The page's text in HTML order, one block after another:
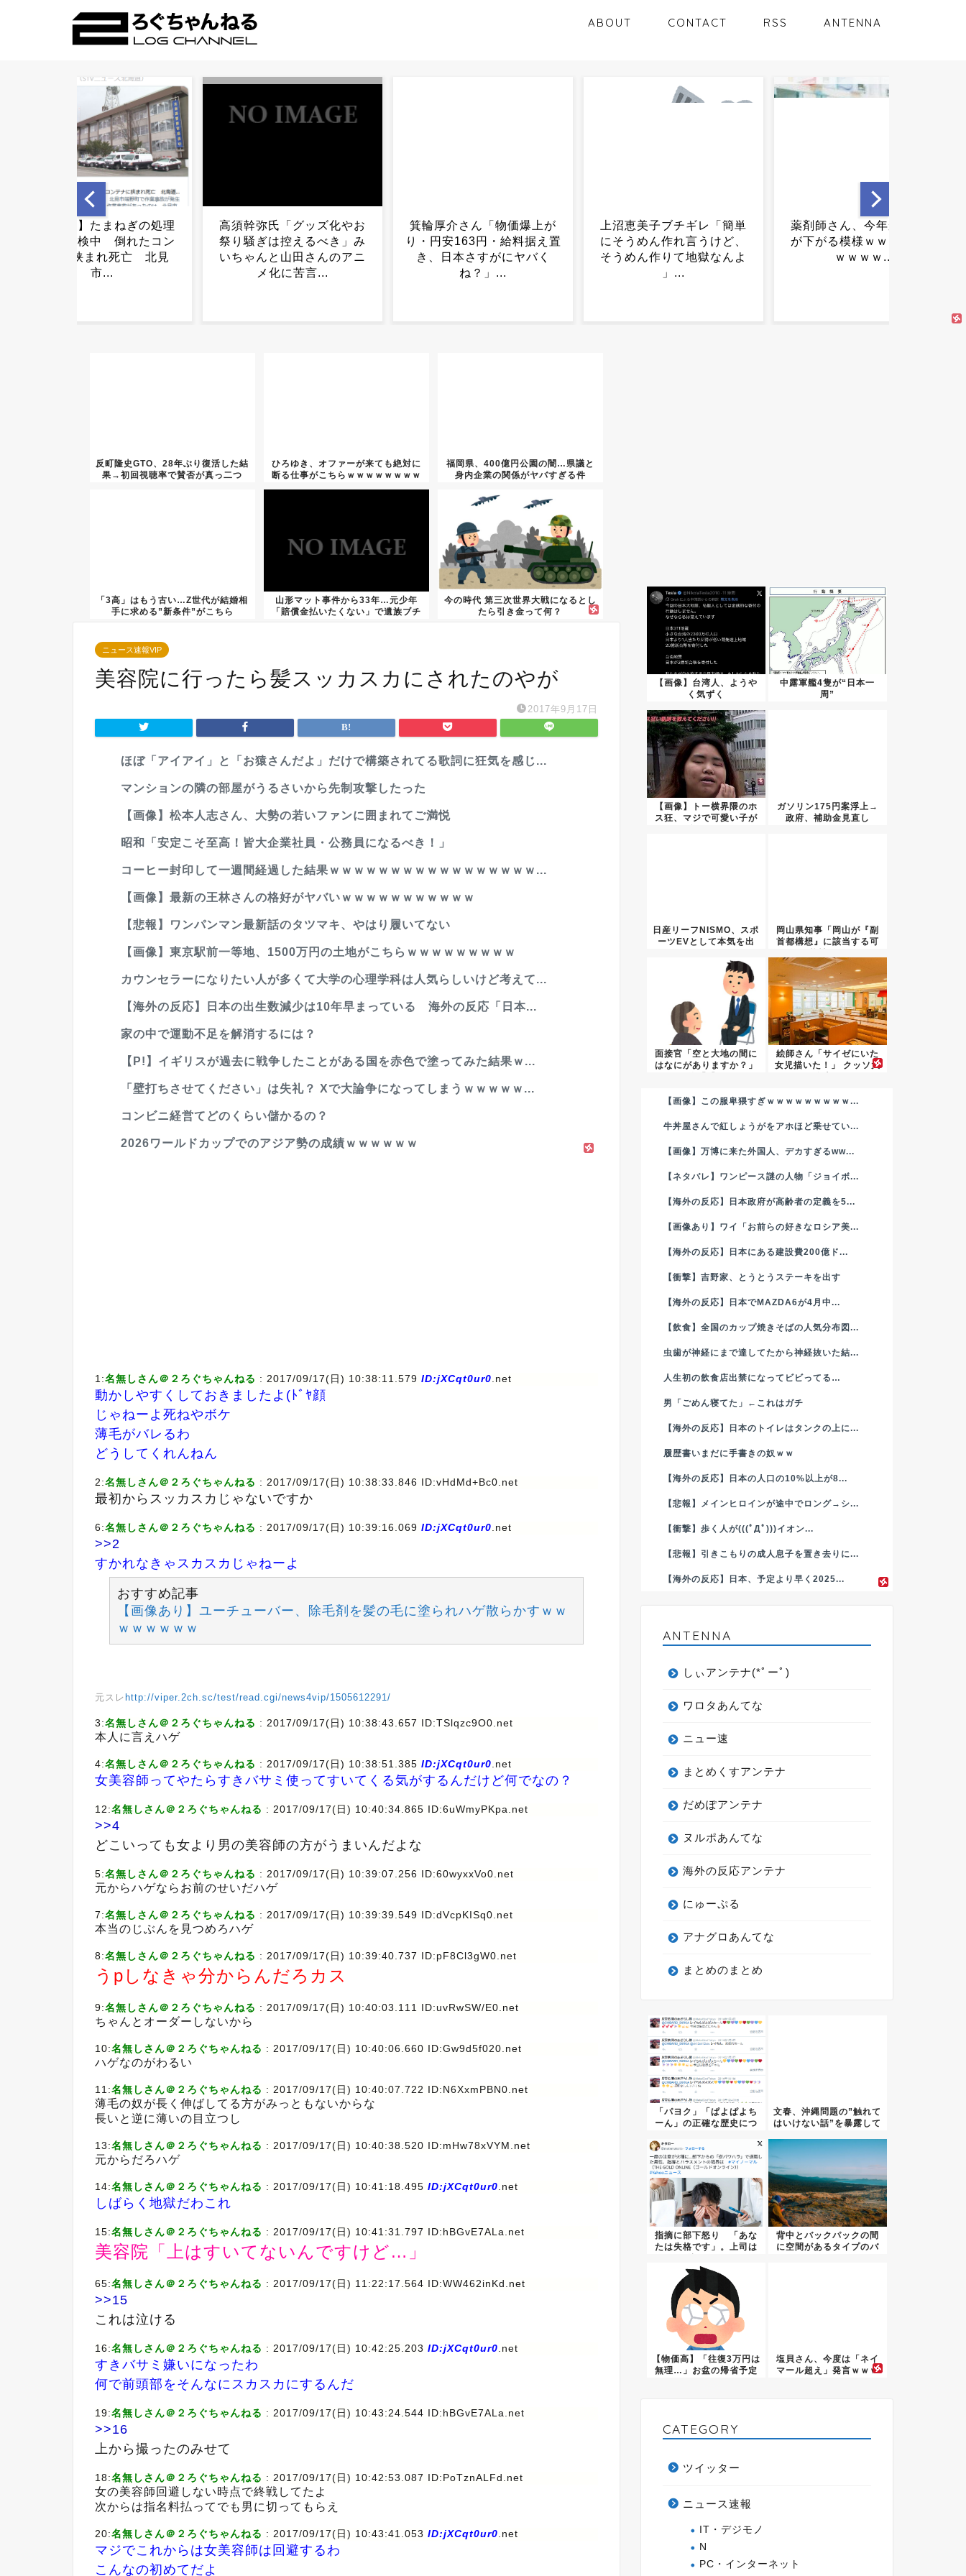
ABOUT CONTACT RSS ANTENNA
箕輪厚介さん「物価爆上が
り・円安163円・給料据え置
き、日本さすがにヤバく
ね？」...
上沼恵美子ブチギレ「簡単
にそうめん作れ言うけど、
そうめん作りて地獄なんよ
」...
薬剤師さん、今年から年収
が下がる模様ｗｗｗｗｗｗ
ｗｗｗｗ...
カズレーザーさん「七夕っ
て売れる物もないし、なく
なっても平気な行事」...
高須幹弥氏「グッズ化やお
祭り騒ぎは控えるべき」み
いちゃんと山田さんのアニ
メ化に苦言...
反町隆史GTO、28年ぶり復活した結
果→初回視聴率で賛否が真っ二つ
ひろゆき、オファーが来ても絶対に
断る仕事がこちらｗｗｗｗｗｗｗｗ
福岡県、400億円公園の闇…県議と
身内企業の関係がヤバすぎる件
「3高」はもう古い…Z世代が結婚相
手に求める”新条件”がこちら
山形マット事件から33年…元少年
「賠償金払いたくない」で遺族ブチ
今の時代 第三次世界大戦になるとし
たら引き金って何？
ニュース速報VIP
美容院に行ったら髪スッカスカにされたのやが
2017年9月17日
ほぼ「アイアイ」と「お猿さんだよ」だけで構築されてる歌詞に狂気を感じ...
マンションの隣の部屋がうるさいから先制攻撃したった
【画像】松本人志さん、大勢の若いファンに囲まれてご満悦
昭和「安定こそ至高！皆大企業社員・公務員になるべき！」
コーヒー封印して一週間経過した結果ｗｗｗｗｗｗｗｗｗｗｗｗｗｗｗｗｗ...
【画像】最新の王林さんの格好がヤバいｗｗｗｗｗｗｗｗｗｗｗ
【悲報】ワンパンマン最新話のタツマキ、やはり履いてない
【画像】東京駅前一等地、1500万円の土地がこちらｗｗｗｗｗｗｗｗｗ
カウンセラーになりたい人が多くて大学の心理学科は人気らしいけど考えて...
【海外の反応】日本の出生数減少は10年早まっている 海外の反応「日本...
家の中で運動不足を解消するには？
【P!】イギリスが過去に戦争したことがある国を赤色で塗ってみた結果ｗ...
「壁打ちさせてください」は失礼？ Xで大論争になってしまうｗｗｗｗｗ...
コンビニ経営てどのくらい儲かるの？
2026ワールドカップでのアジア勢の成績ｗｗｗｗｗｗ
1:名無しさん＠２ろぐちゃんねる : 2017/09/17(日) 10:38:11.579 ID:jXCqt0ur0 .net
動かしやすくしておきましたよ(ﾄﾞﾔ顔
じゃねーよ死ねやボケ
薄毛がバレるわ
どうしてくれんねん
2:名無しさん＠２ろぐちゃんねる : 2017/09/17(日) 10:38:33.846 ID:vHdMd+Bc0.net
最初からスッカスカじゃないですか
6:名無しさん＠２ろぐちゃんねる : 2017/09/17(日) 10:39:16.069 ID:jXCqt0ur0 .net
>>2
すかれなきゃスカスカじゃねーよ
おすすめ記事
【画像あり】ユーチューバー、除毛剤を髪の毛に塗られハゲ散らかすｗｗ
ｗｗｗｗｗｗ
元スレ http://viper.2ch.sc/test/read.cgi/news4vip/1505612291/
3:名無しさん＠２ろぐちゃんねる : 2017/09/17(日) 10:38:43.657 ID:TSlqzc9O0.net
本人に言えハゲ
4:名無しさん＠２ろぐちゃんねる : 2017/09/17(日) 10:38:51.385 ID:jXCqt0ur0 .net
女美容師ってやたらすきバサミ使ってすいてくる気がするんだけど何でなの？
12:名無しさん＠２ろぐちゃんねる : 2017/09/17(日) 10:40:34.865 ID:6uWmyPKpa.net
>>4
どこいっても女より男の美容師の方がうまいんだよな
5:名無しさん＠２ろぐちゃんねる : 2017/09/17(日) 10:39:07.256 ID:60wyxxVo0.net
元からハゲならお前のせいだハゲ
7:名無しさん＠２ろぐちゃんねる : 2017/09/17(日) 10:39:39.549 ID:dVcpKISq0.net
本当のじぶんを見つめろハゲ
8:名無しさん＠２ろぐちゃんねる : 2017/09/17(日) 10:39:40.737 ID:pF8Cl3gW0.net
うpしなきゃ分からんだろカス
9:名無しさん＠２ろぐちゃんねる : 2017/09/17(日) 10:40:03.111 ID:uvRwSW/E0.net
ちゃんとオーダーしないから
10:名無しさん＠２ろぐちゃんねる : 2017/09/17(日) 10:40:06.660 ID:Gw9d5f020.net
ハゲなのがわるい
11:名無しさん＠２ろぐちゃんねる : 2017/09/17(日) 10:40:07.722 ID:N6XxmPBN0.net
薄毛の奴が長く伸ばしてる方がみっともないからな
長いと逆に薄いの目立つし
13:名無しさん＠２ろぐちゃんねる : 2017/09/17(日) 10:40:38.520 ID:mHw78xVYM.net
元からだろハゲ
14:名無しさん＠２ろぐちゃんねる : 2017/09/17(日) 10:41:18.495 ID:jXCqt0ur0 .net
しばらく地獄だわこれ
15:名無しさん＠２ろぐちゃんねる : 2017/09/17(日) 10:41:31.797 ID:hBGvE7ALa.net
美容院「上はすいてないんですけど…」
65:名無しさん＠２ろぐちゃんねる : 2017/09/17(日) 11:22:17.564 ID:WW462inKd.net
>>15
これは泣ける
16:名無しさん＠２ろぐちゃんねる : 2017/09/17(日) 10:42:25.203 ID:jXCqt0ur0 .net
すきバサミ嫌いになったわ
何で前頭部をそんなにスカスカにするんだ
19:名無しさん＠２ろぐちゃんねる : 2017/09/17(日) 10:43:24.544 ID:hBGvE7ALa.net
>>16
上から撮ったのみせて
18:名無しさん＠２ろぐちゃんねる : 2017/09/17(日) 10:42:53.087 ID:PoTznALFd.net
女の美容師回避しない時点で終戦してたよ
次からは指名料払ってでも男に切ってもらえ
20:名無しさん＠２ろぐちゃんねる : 2017/09/17(日) 10:43:41.053 ID:jXCqt0ur0 .net
マジでこれからは女美容師は回避するわ
こんなの初めてだよ
【画像】台湾人、ようや
く気ずく
中露軍艦4隻が“日本一
周”
【画像】トー横界隈のホ
ス狂、マジで可愛い子が
ガソリン175円案浮上→
政府、補助金見直し
日産リーフNISMO、スポ
ーツEVとして本気を出
岡山県知事「岡山が『副
首都構想』に該当する可
面接官「空と大地の間に
はなにがありますか？」
絵師さん「サイゼにいた
女児描いた！」 クッソ大
【画像】この服卑猥すぎｗｗｗｗｗｗｗｗｗ...
牛丼屋さんで紅しょうがをアホほど乗せてい...
【画像】万博に来た外国人、デカすぎるww...
【ネタバレ】ワンピース謎の人物「ジョイボ...
【海外の反応】日本政府が高齢者の定義を5...
【画像あり】ワイ「お前らの好きなロシア美...
【海外の反応】日本にある建設費200億ド...
【衝撃】吉野家、とうとうステーキを出す
【海外の反応】日本でMAZDA6が4月中...
【飲食】全国のカップ焼きそばの人気分布図...
虫歯が神経にまで達してたから神経抜いた結...
人生初の飲食店出禁になってビビってる…
男「ごめん寝てた」←これはガチ
【海外の反応】日本のトイレはタンクの上に...
履歴書いまだに手書きの奴ｗｗ
【海外の反応】日本の人口の10%以上が8...
【悲報】メインヒロインが途中でロング→シ...
【衝撃】歩く人が(((ﾟДﾟ)))イオン...
【悲報】引きこもりの成人息子を置き去りに...
【海外の反応】日本、予定より早く2025...
ANTENNA
しぃアンテナ(*ﾟーﾟ)
ワロタあんてな
ニュー速
まとめくすアンテナ
だめぽアンテナ
ヌルポあんてな
海外の反応アンテナ
にゅーぷる
アナグロあんてな
まとめのまとめ
「パヨク」「ぱよぱよち
ーん」の正確な歴史につ
文春、沖縄問題の”触れて
はいけない話”を暴露して
指摘に部下怒り 「あな
たは失格です」。上司は
背中とバックパックの間
に空間があるタイプのバ
【物価高】「往復3万円は
無理…」お盆の帰省予定
塩貝さん、今度は「ネイ
マール超え」発言ｗｗｗ
CATEGORY
ツイッター
ニュース速報
IT・デジモノ
N
PC・インターネット